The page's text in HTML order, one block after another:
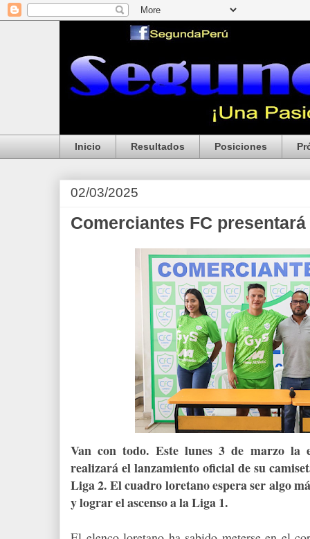
Inicio Resultados Posiciones
02/03/2025
Comerciantes FC
Van con todo. Este lunes 3 de marzo la
realizará el lanzamiento oficial de su
Liga 2. El cuadro loretano espera ser algo
y lograr el ascenso a la Liga 1.